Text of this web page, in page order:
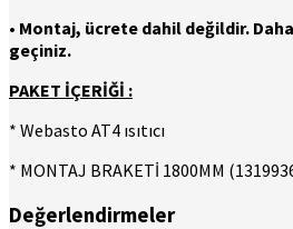
• Montaj, ücrete dahil değildir.
geçiniz.
PAKET İÇERİĞİ :
* Webasto AT4 ısıtıcı
* MONTAJ BRAKETİ 1800MM
Değerlendirmeler